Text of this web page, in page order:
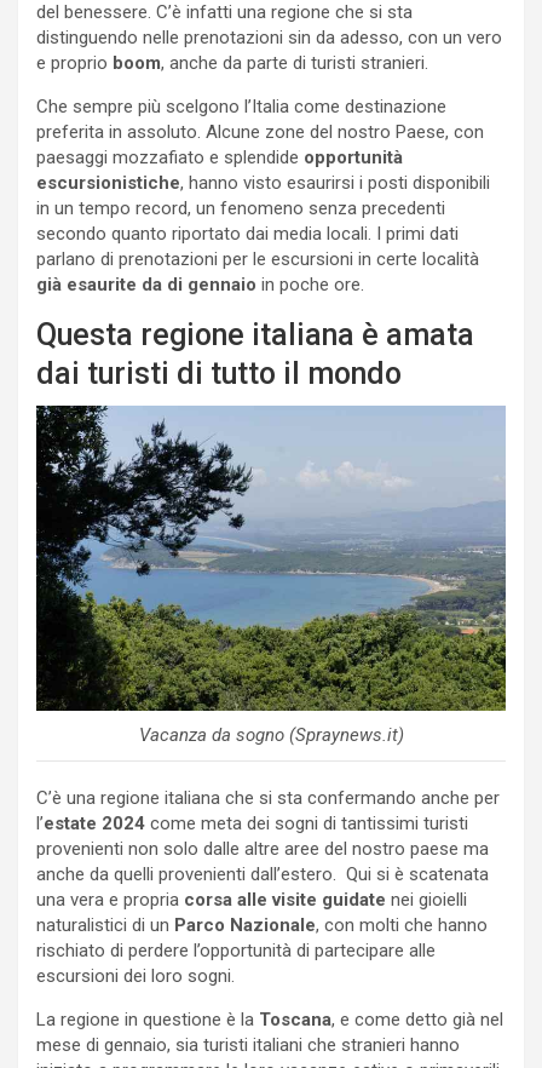
del benessere. C’è infatti una regione che si sta
distinguendo nelle prenotazioni sin da adesso, con un vero
e proprio boom, anche da parte di turisti stranieri.
Che sempre più scelgono l’Italia come destinazione
preferita in assoluto. Alcune zone del nostro Paese, con
paesaggi mozzafiato e splendide opportunità
escursionistiche, hanno visto esaurirsi i posti disponibili
in un tempo record, un fenomeno senza precedenti
secondo quanto riportato dai media locali. I primi dati
parlano di prenotazioni per le escursioni in certe località
già esaurite da di gennaio in poche ore.
Questa regione italiana è amata
dai turisti di tutto il mondo
Vacanza da sogno (Spraynews.it)
C’è una regione italiana che si sta confermando anche per
l’estate 2024 come meta dei sogni di tantissimi turisti
provenienti non solo dalle altre aree del nostro paese ma
anche da quelli provenienti dall’estero. Qui si è scatenata
una vera e propria corsa alle visite guidate nei gioielli
naturalistici di un Parco Nazionale, con molti che hanno
rischiato di perdere l’opportunità di partecipare alle
escursioni dei loro sogni.
La regione in questione è la Toscana, e come detto già nel
mese di gennaio, sia turisti italiani che stranieri hanno